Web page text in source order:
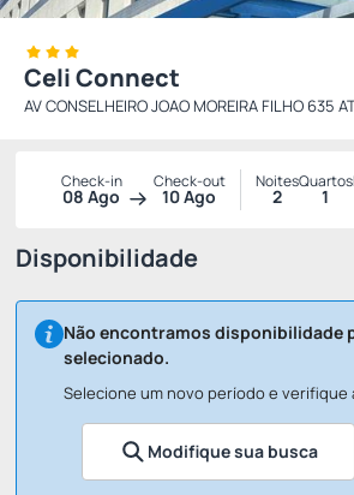
Celi Connect
AV CONSELHEIRO JOAO MOREIRA FILHO 635
Check-in
08 Ago
Check-out
10 Ago
Noites
2
Quartos
1
Disponibilidade
Não encontramos disponibilidade
selecionado.
Selecione um novo período e verifique
Modifique sua busca